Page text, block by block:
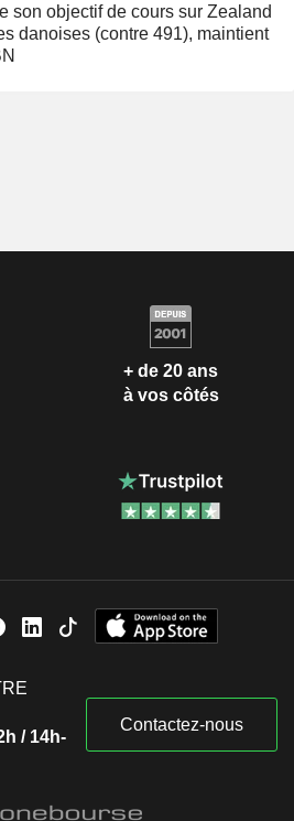
son objectif de cours sur Zealand
danoises (contre 491), maintient
+ de 20 ans
à vos côtés
/ 14h-
Contactez-nous